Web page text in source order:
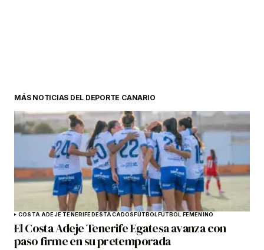
MÁS NOTICIAS DEL DEPORTE CANARIO
COSTA ADEJE TENERIFEDESTACADOSFÚTBOLFÚTBOL FEMENINO
El Costa Adeje Tenerife Egatesa avanza con
paso firme en su pretemporada